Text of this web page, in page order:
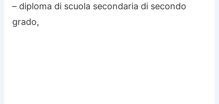
– diploma di scuola secondaria di secondo
grado,